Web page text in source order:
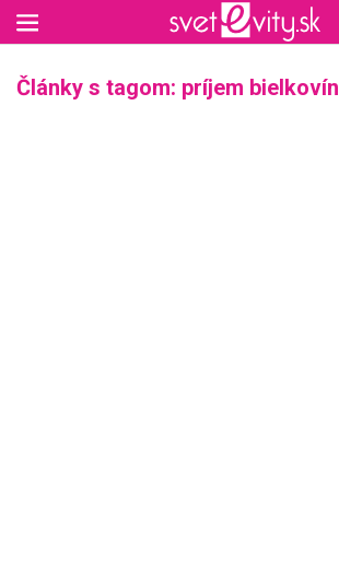
Články s tagom: príjem bielkovín